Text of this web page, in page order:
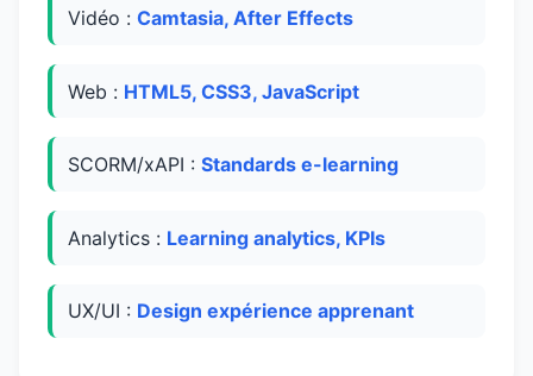
Vidéo : Camtasia, After Effects
Web : HTML5, CSS3, JavaScript
SCORM/xAPI : Standards e-learning
Analytics : Learning analytics, KPIs
UX/UI : Design expérience apprenant